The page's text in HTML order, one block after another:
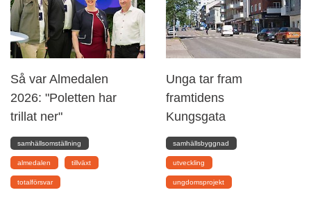
Så var Almedalen
2026: "Poletten har
trillat ner"
samhällsomställning
almedalen tillväxt
totalförsvar
Unga tar fram
framtidens
Kungsgata
samhällsbyggnad
utveckling
ungdomsprojekt